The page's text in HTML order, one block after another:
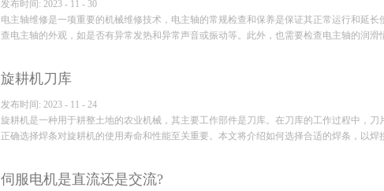
发布时间: 2023 - 11 - 30
电主轴维修是一项重要的机械维修技术，电主轴的常规检查和保养是保证其正常运行和延
查电主轴的外观，如是否有异常发热和异常声音或振动等。此外，也需要检查电主轴的润滑
...
旋耕机刀库
发布时间: 2023 - 11 - 24
旋耕机是一种用于耕整土地的农业机械，其主要工作部件是刀库。在刀库的工作过程中，刀
正确选择焊条对旋耕机的使用寿命和性能至关重要。本文将介绍如何选择合适的焊条，以焊
...
伺服电机是直流还是交流?